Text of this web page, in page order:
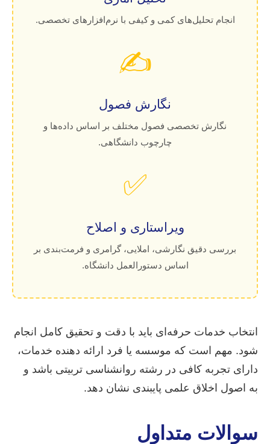
انجام تحلیل‌های کمی و کیفی با نرم‌افزارهای تخصصی.
✍️
نگارش فصول
نگارش تخصصی فصول مختلف بر اساس داده‌ها و
چارچوب دانشگاهی.
✅
ویراستاری و اصلاح
بررسی دقیق نگارشی، املایی، گرامری و فرمت‌بندی بر
اساس دستورالعمل دانشگاه.
انتخاب خدمات حرفه‌ای باید با دقت و تحقیق کامل انجام
شود. مهم است که موسسه یا فرد ارائه دهنده خدمات،
دارای تجربه کافی در رشته روانشناسی تربیتی باشد و
به اصول اخلاق علمی پایبندی نشان دهد.
سوالات متداول